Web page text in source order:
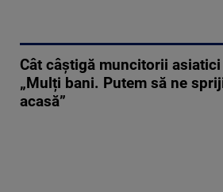
Cât câștigă muncitorii asiatici
„Mulți bani. Putem să ne
acasă”